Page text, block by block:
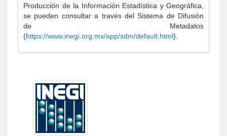
Producción de la Información Estadística y Geográfica,
se pueden consultar a través del Sistema de Difusión
de Metadatos
(https://www.inegi.org.mx/app/sdm/default.html).